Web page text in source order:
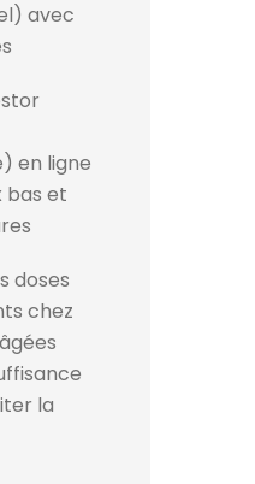
avec
en ligne
bas et
doses
chez
la